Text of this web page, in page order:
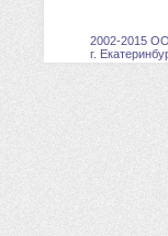
2002-2015
г.